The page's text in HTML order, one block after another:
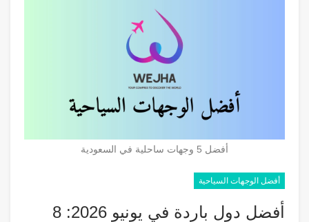
أفضل 5 وجهات ساحلية في السعودية
أفضل الوجهات السياحية
أفضل دول باردة في يونيو 2026: 8